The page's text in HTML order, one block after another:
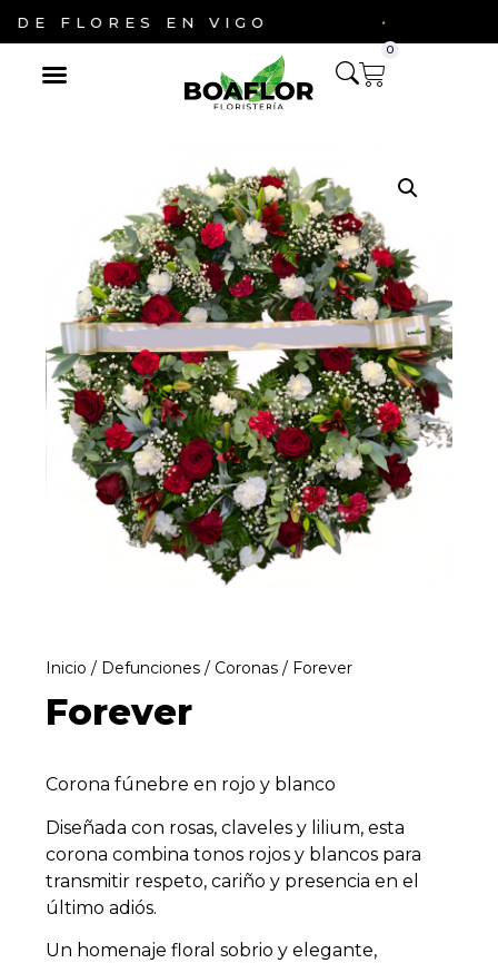
FLORES EN VIGO
0
Inicio / Defunciones / Coronas / Forever
Forever
Corona fúnebre en rojo y blanco
Diseñada con rosas, claveles y lilium, esta
corona combina tonos rojos y blancos para
transmitir respeto, cariño y presencia en el
último adiós.
Un homenaje floral sobrio y elegante,